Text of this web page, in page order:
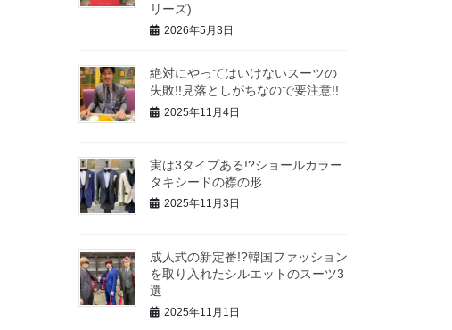
リーズ)
2026年5月3日
絶対にやってはいけないスーツの
失敗!!見落としがちなので要注意!!
2025年11月4日
実は3タイプある!?ショールカラー
タキシードの襟の形
2025年11月3日
成人式の新定番!?韓国ファッション
を取り入れたシルエットのスーツ3
選
2025年11月1日